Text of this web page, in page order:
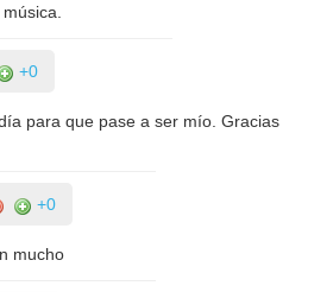
+0
para que pase a ser mío. Gracias
+0
mucho